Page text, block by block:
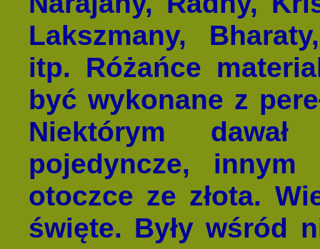
Lakszmany,
itp. Różańce
być wykonane z
Niektórym
pojedyncze, innym
otoczce ze złota.
święte. Były wśród